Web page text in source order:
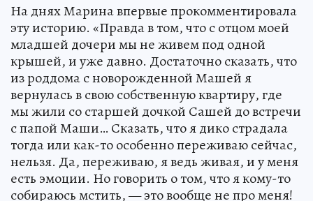
На днях Марина впервые прокомментировала
эту историю. «Правда в том, что с отцом моей
младшей дочери мы не живем под одной
крышей, и уже давно. Достаточно сказать, что
из роддома с новорожденной Машей я
вернулась в свою собственную квартиру, где
мы жили со старшей дочкой Сашей до встречи
с папой Маши… Сказать, что я дико страдала
тогда или как-то особенно переживаю сейчас,
нельзя. Да, переживаю, я ведь живая, и у меня
есть эмоции. Но говорить о том, что я кому-то
собираюсь мстить, — это вообще не про меня!